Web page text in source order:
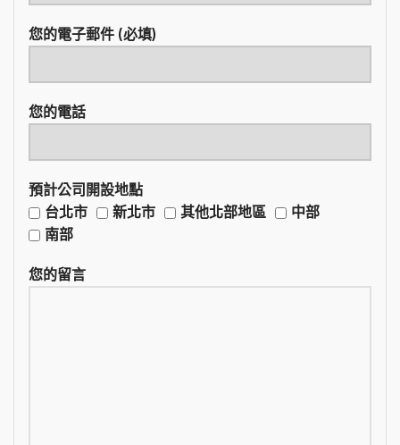
您的電子郵件 (必填)
您的電話
預計公司開設地點
台北市
新北市 其他北部地區
中部
南部
您的留言